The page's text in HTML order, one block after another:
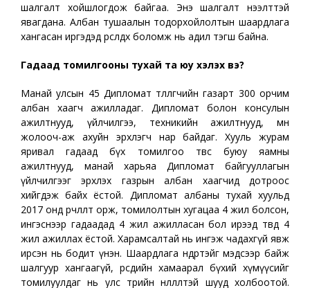
шалгалт хойшлогдож байгаа. Энэ шалгалт нээлттэй
явагдана. Албан тушаалын тодорхойлолтын шаардлага
хангасан иргэдэд өрсөлдөх боломж нь адил тэгш байна.
Гадаад томилгооны тухай та юу хэлэх вэ?
Манай улсын 45 Дипломат төлөөлөгчийн газарт 300 орчим
албан хаагч ажилладаг. Дипломат болон консулын
ажилтнууд, үйлчилгээ, техникийн ажилтнууд, мөн
жолооч-аж ахуйн эрхлэгч нар байдаг. Хууль журам
яривал гадаад бүх томилгоо төвөөс буюу яамны
ажилтнууд, манай харьяа Дипломат байгууллагын
үйлчилгээг эрхлэх газрын албан хаагчид дотроос
хийгдэж байх ёстой. Дипломат албаны тухай хуульд
2017 онд өөрчлөлт орж, томилолтын хугацаа 4 жил болсон,
ингэснээр гадаадад 4 жил ажилласан бол ирээд төвдөө 4
жил ажиллах ёстой. Харамсалтай нь ингэж чадахгүй явж
ирсэн нь бодит үнэн. Шаардлага өндөртэйг мэдсээр байж
шалгуур хангаагүй, өөрсдийн хамаарал бүхий хүмүүсийг
томилуулдаг нь улс төрийн нөлөөлөлтэй шууд холбоотой.